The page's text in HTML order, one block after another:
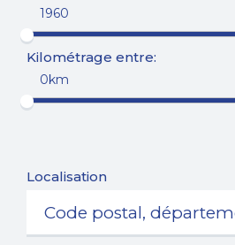
1960
Kilométrage entre:
0km
Localisation